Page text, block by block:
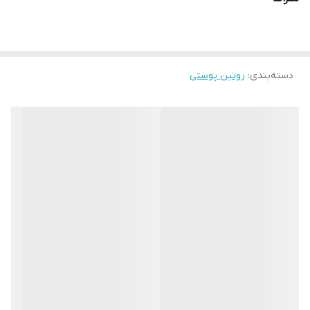
دسته‌بندی: روتین پوستی